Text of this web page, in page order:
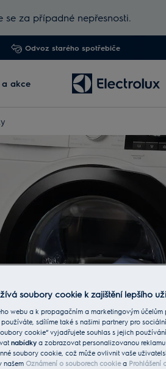
za případné nepřesnosti.
Odvoz starého spotřebiče
akce
soubory cookie k zajištění lepšího
webu a k propagačním a marketingovým
sdílíme také s našimi partnery pro
cookie“ vyjadřujete souhlas s jejich
nabídky a zobrazovat personalizovanou
soubory cookie, což může ovlivnit vaše
našem Oznámení o souborech cookiea Prohlášení